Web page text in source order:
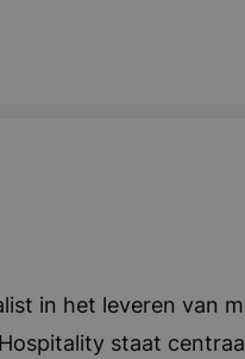
Het kantoor in
in het leveren van
staat